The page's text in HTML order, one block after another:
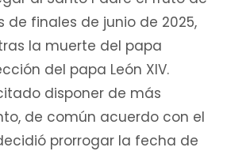
de finales de junio de 2025,
la muerte del papa
del papa León XIV.
disponer de más
de común acuerdo con el
prorrogar la fecha de